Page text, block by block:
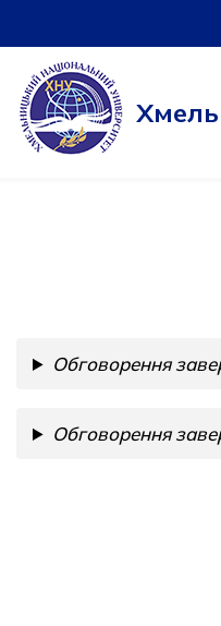
Перейти
до
вмісту
Обговорення
Обговорення